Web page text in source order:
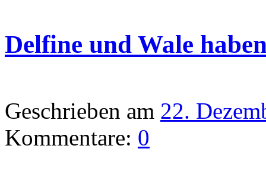
Delfine und Wale
Geschrieben am 22.
Kommentare: 0